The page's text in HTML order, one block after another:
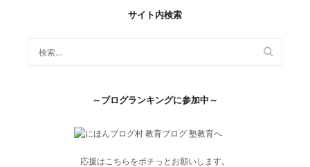
サイト内検索
～ブログランキングに参加中～
応援はこちらをポチっとお願いします。